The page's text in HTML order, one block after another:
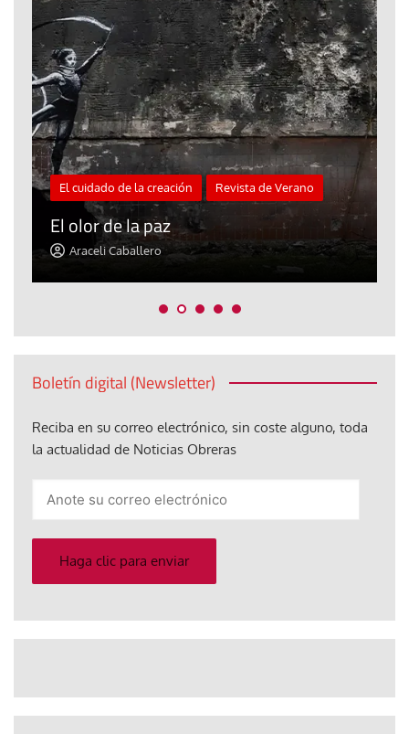
El cuidado de la creación Revista de Verano
El olor de la paz
Araceli Caballero
Boletín digital (Newsletter)
Reciba en su correo electrónico, sin coste alguno, toda
la actualidad de Noticias Obreras
electrónico
Haga clic para enviar